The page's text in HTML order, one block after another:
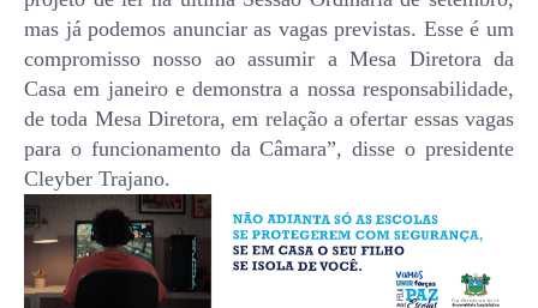
mas já podemos anunciar as vagas previstas. Esse é um
compromisso nosso ao assumir a Mesa Diretora da
Casa em janeiro e demonstra a nossa responsabilidade,
de toda Mesa Diretora, em relação a ofertar essas vagas
para o funcionamento da Câmara”, disse o presidente
Cleyber Trajano.